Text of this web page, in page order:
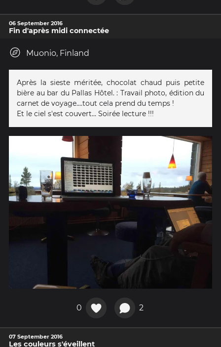
06 September 2016
Fin d'après midi connectée
Muonio, Finland
Après la sieste méritée, chocolat chaud puis petite
bière au bar du Pallas Hôtel. : Travail photo, édition du
carnet de voyage....tout cela prend du temps !
Et le ciel s'est couvert... Soirée lecture !!!
0 2
07 September 2016
Les couleurs s'éveillent